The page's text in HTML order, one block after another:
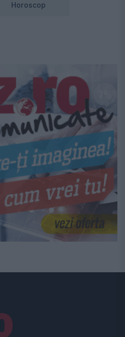
Horoscop